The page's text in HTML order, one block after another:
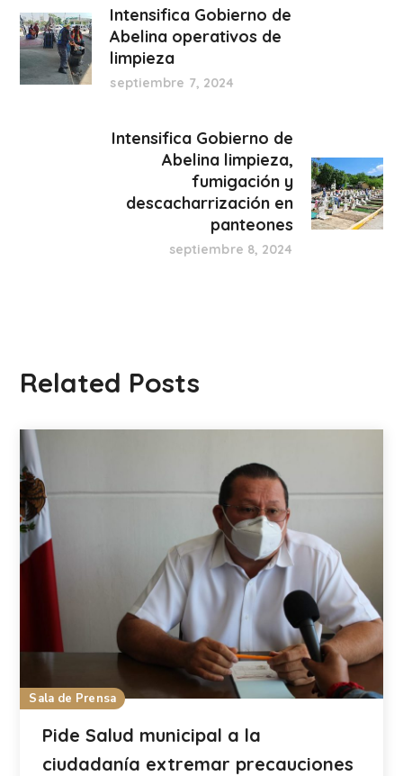
Intensifica Gobierno de
Abelina operativos de
limpieza
septiembre 7, 2024
Intensifica Gobierno de
Abelina limpieza,
fumigación y
descacharrización en
panteones
septiembre 8, 2024
Related Posts
Sala de Prensa
Pide Salud municipal a la
ciudadanía extremar precauciones